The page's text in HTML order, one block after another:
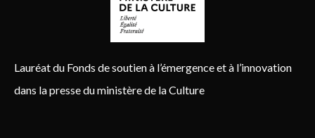
Lauréat du Fonds de soutien à l’émergence et à l’innovation
dans la presse du ministère de la Culture